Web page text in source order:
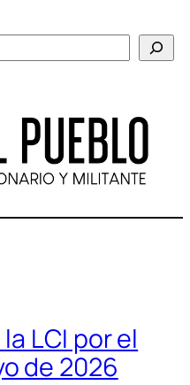
LCI por el
de 2026